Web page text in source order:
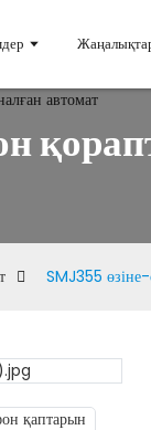
SMJ355 өзіне-